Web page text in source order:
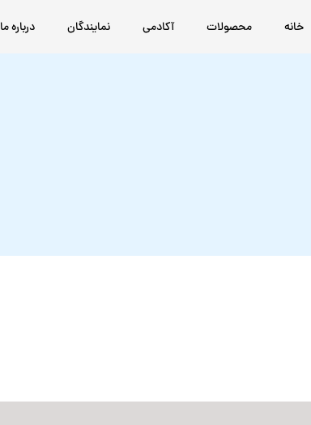
خانه محصولات آکادمی نمایندگان درباره ما